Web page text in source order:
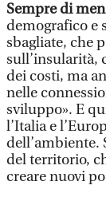
Sempre di
demografico e
sbagliate, che
sull’insularità,
dei costi, ma
nelle
sviluppo». E
l’Italia e
dell’ambiente.
del territorio,
creare nuovi